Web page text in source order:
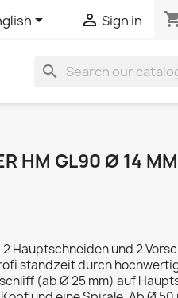
  Sign in
search
HM GL90 Ø 14 MM
Hauptschneiden und 2
standzeit durch
(ab Ø 25 mm) auf